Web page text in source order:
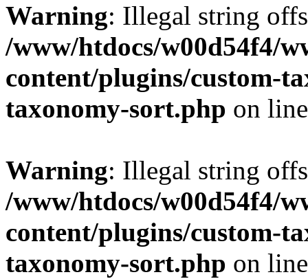
Warning: Illegal string
/www/htdocs/w00d54f4/
content/plugins/custom-
taxonomy-sort.php on
Warning: Illegal string
/www/htdocs/w00d54f4/
content/plugins/custom-
taxonomy-sort.php on